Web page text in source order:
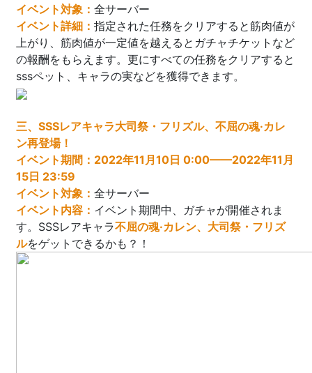
イベント対象：全サーバー
イベント詳細：指定された任務をクリアすると筋肉値が
上がり、筋肉値が一定値を越えるとガチャチケットなど
の報酬をもらえます。更にすべての任務をクリアすると
sssペット、キャラの実などを獲得できます。
三、SSSレアキャラ大司祭・フリズル、不屈の魂·カレ
ン再登場！
イベント期間： 2022年11月10日 0:00——2022年11月
15日 23:59
イベント対象：全サーバー
イベント内容： イベント期間中、ガチャが開催されま
す。SSSレアキャラ不屈の魂·カレン、大司祭・フリズ
ルをゲットできるかも？！